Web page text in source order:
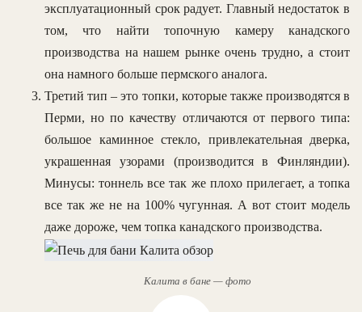
эксплуатационный срок радует. Главный недостаток в
том, что найти топочную камеру канадского
производства на нашем рынке очень трудно, а стоит
она намного больше пермского аналога.
Третий тип – это топки, которые также производятся в
Перми, но по качеству отличаются от первого типа:
большое каминное стекло, привлекательная дверка,
украшенная узорами (производится в Финляндии).
Минусы: тоннель все так же плохо прилегает, а топка
все так же не на 100% чугунная. А вот стоит модель
даже дороже, чем топка канадского производства.
Калита в бане — фото